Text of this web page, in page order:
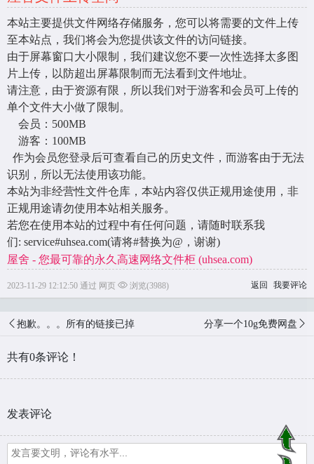
本站主要提供文件网络存储服务，您可以将需要的文件上传
至本站点，我们将会为您提供该文件的访问链接。
由于屏幕窗口大小限制，我们建议您不要一次性选择太多图
片上传，以防超出屏幕限制而无法看到文件地址。
请注意，由于资源有限，所以我们对于游客和会员可上传的
单个文件大小做了限制。
会员：500MB
游客：100MB
作为会员您登录后可查看自己的历史文件，而游客由于无法
识别，所以无法使用该功能。
本站为非经营性文件仓库，本站内容仅供正规用途使用，非
正规用途请勿使用本站相关服务。
若您在使用本站的过程中有任何问题，请随时联系我
们: service#uhsea.com(请将#替换为@，谢谢)
屋舍 - 您最可靠的永久高速网络文件柜 (uhsea.com)
2023-11-29 12:12:50 通过 网页 浏览(3988) 返回 我要评论
抱歉。。。所有的链接已掉 分享一个10g免费网盘
共有0条评论！
发表评论